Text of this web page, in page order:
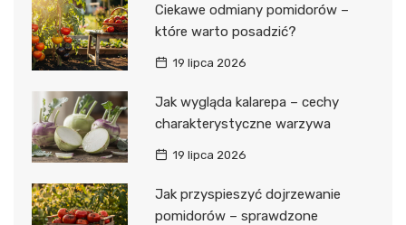
Ciekawe odmiany pomidorów –
które warto posadzić?
19 lipca 2026
Jak wygląda kalarepa – cechy
charakterystyczne warzywa
19 lipca 2026
Jak przyspieszyć dojrzewanie
pomidorów – sprawdzone